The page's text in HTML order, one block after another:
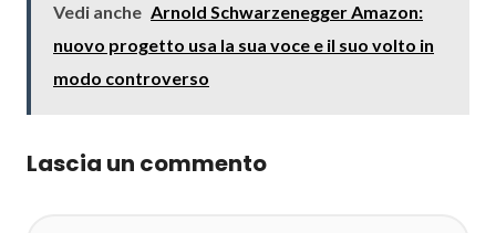
Vedi anche Arnold Schwarzenegger Amazon:
nuovo progetto usa la sua voce e il suo volto in
modo controverso
Lascia un commento